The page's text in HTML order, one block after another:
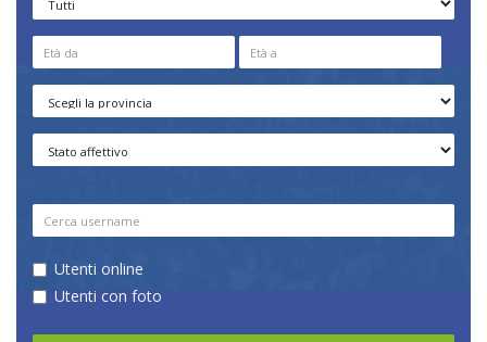
Utenti online
Utenti con foto